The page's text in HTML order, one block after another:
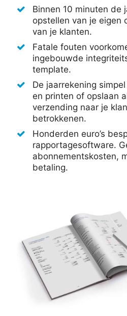
Binnen 10 minuten de
opstellen van je eigen
van je klanten.
Fatale fouten
ingebouwde
template.
De jaarrekening
en printen of opslaan
verzending naar je
betrokkenen.
Honderden euro’s
rapportagesoftware.
abonnementskosten,
betaling.